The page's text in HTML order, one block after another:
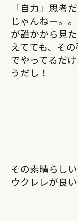
「自力」思考
じゃんねー。
が誰かから見
えてても、そ
でやってるだ
うだし！
その素晴らし
ウクレレが良い